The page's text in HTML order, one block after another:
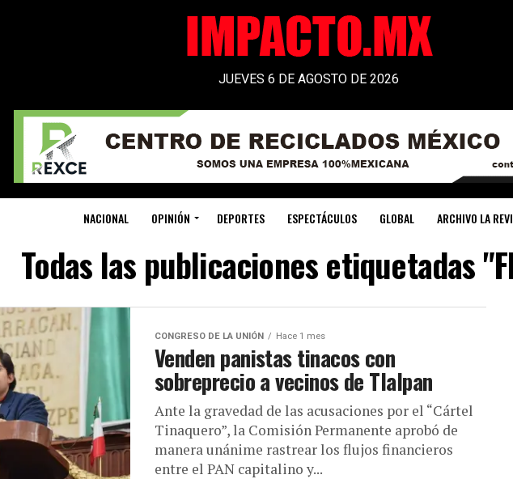
JUEVES 6 DE AGOSTO DE 2026
NACIONAL OPINIÓN DEPORTES ESPECTÁCULOS GLOBAL ARCHIVO LA
Todas las publicaciones etiquetadas
CONGRESO DE LA UNIÓN Hace 1 mes
Venden panistas tinacos con
sobreprecio a vecinos de Tlalpan
Ante la gravedad de las acusaciones por el “Cártel
Tinaquero”, la Comisión Permanente aprobó de
manera unánime rastrear los flujos financieros
entre el PAN capitalino y...